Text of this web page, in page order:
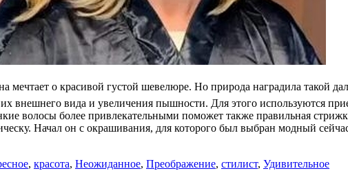
о красивой густой шевелюре. Но природа наградила такой
внешнего вида и увеличения пышности. Для этого используются
волосы более привлекательными поможет также правильная
Начал он с окрашивания, для которого был выбран модный
, красота, Неожиданное, Преображение, стилист, Удивительное